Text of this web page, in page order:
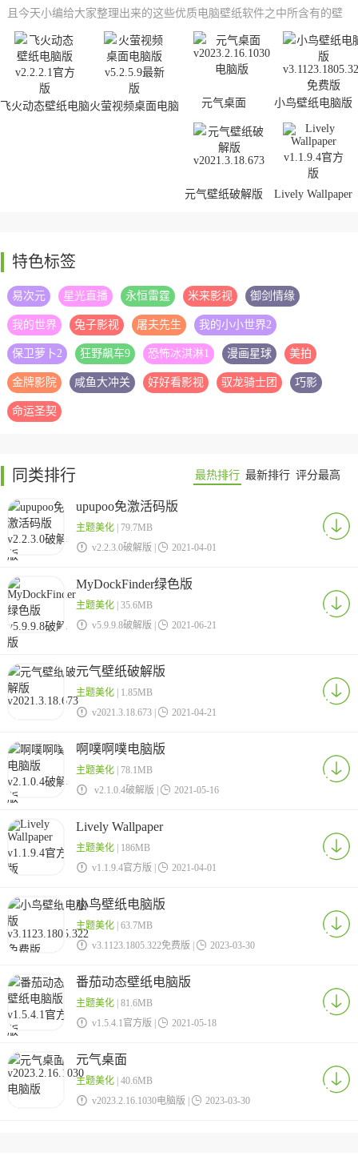
且今天小编给大家整理出来的这些优质电脑壁纸软件之中所含有的壁
纸资源可谓是十分的丰富、十分的令人青睐，其中各种题材类型的主
题壁纸作品都一应俱全，并且本站还将会持续为大家搜集出更多的顶
级壁纸软件资源，欢迎有需要的朋友们前来浏览下载！
飞火动态壁纸电脑火萤视频桌面电脑
元气桌面 小鸟壁纸电脑版
元气壁纸破解版 Lively Wallpaper
upupoo免激活码版rWallpaper(动态壁
纸软件)
特色标签
易次元 星光直播 永恒雷霆 米来影视 御剑情缘
我的世界 兔子影视 屠夫先生 我的小小世界2
保卫萝卜2 狂野飙车9 恐怖冰淇淋1 漫画星球 美拍
金牌影院 咸鱼大冲关 好好看影视 驭龙骑士团 巧影
命运圣契
同类排行 最热排行 最新排行 评分最高
upupoo免激活码版
主题美化| 79.7MB
 v2.2.3.0破解版 |  2021-04-01
MyDockFinder绿色版
主题美化| 35.6MB
 v5.9.9.8破解版 |  2021-06-21
元气壁纸破解版
主题美化| 1.85MB
 v2021.3.18.673 |  2021-04-21
啊噗啊噗电脑版
主题美化| 78.1MB
 v2.1.0.4破解版 |  2021-05-16
Lively Wallpaper
主题美化| 186MB
 v1.1.9.4官方版 |  2021-04-01
小鸟壁纸电脑版
主题美化| 63.7MB
 v3.1123.1805.322免费版 |  2023-03-30
番茄动态壁纸电脑版
主题美化| 81.6MB
 v1.5.4.1官方版 |  2021-05-18
元气桌面
主题美化| 40.6MB
 v2023.2.16.1030电脑版 |  2023-03-30